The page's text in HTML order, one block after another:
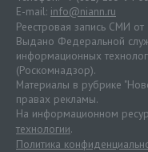
E-mail: info@niann.ru
Реестровая запись СМИ
Выдано Федеральной
информационных
(Роскомнадзор).
Материалы в рубрике
правах рекламы.
На информационном
технологии.
Политика